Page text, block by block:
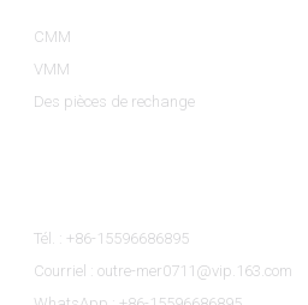
CMM
VMM
Des pièces de rechange
Tél. : +86-15596686895
Courriel : outre-mer0711@vip.163.com